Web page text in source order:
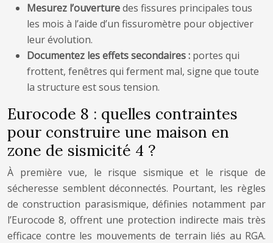
Mesurez l’ouverturedes fissures principales tous
les mois à l’aide d’un fissuromètre pour objectiver
leur évolution.
Documentez les effets secondaires : portes qui
frottent, fenêtres qui ferment mal, signe que toute
la structure est sous tension.
Eurocode 8 : quelles contraintes
pour construire une maison en
zone de sismicité 4 ?
À première vue, le risque sismique et le risque de
sécheresse semblent déconnectés. Pourtant, les règles
de construction parasismique, définies notamment par
l’Eurocode 8, offrent une protection indirecte mais très
efficace contre les mouvements de terrain liés au RGA.